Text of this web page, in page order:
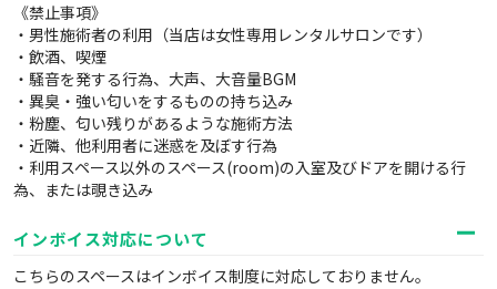
《禁止事項》
・男性施術者の利用（当店は女性専用レンタルサロンです）
・飲酒、喫煙
・騒音を発する行為、大声、大音量BGM
・異臭・強い匂いをするものの持ち込み
・粉塵、匂い残りがあるような施術方法
・近隣、他利用者に迷惑を及ぼす行為
・利用スペース以外のスペース(room)の入室及びドアを開ける行
為、または覗き込み
インボイス対応について
こちらのスペースはインボイス制度に対応しておりません。